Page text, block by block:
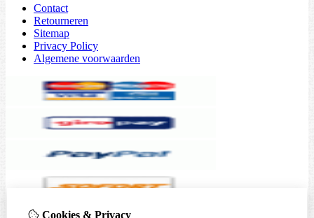
Contact
Retourneren
Sitemap
Privacy Policy
Algemene voorwaarden
Cookies & Privacy